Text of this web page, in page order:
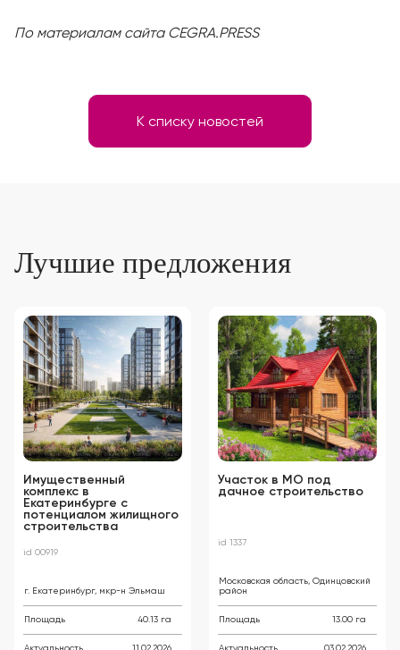
По материалам сайта CEGRA.PRESS
К списку новостей
Лучшие предложения
Имущественный
комплекс в
Екатеринбурге с
потенциалом жилищного
строительства
id 00919
г. Екатеринбург, мкр-н Эльмаш
Площадь 40.13 га
Актуальность 11.02.2026
Участок в МО под
дачное строительство
id 1337
Московская область, Одинцовский
район
Площадь 13.00 га
Актуальность 03.02.2026